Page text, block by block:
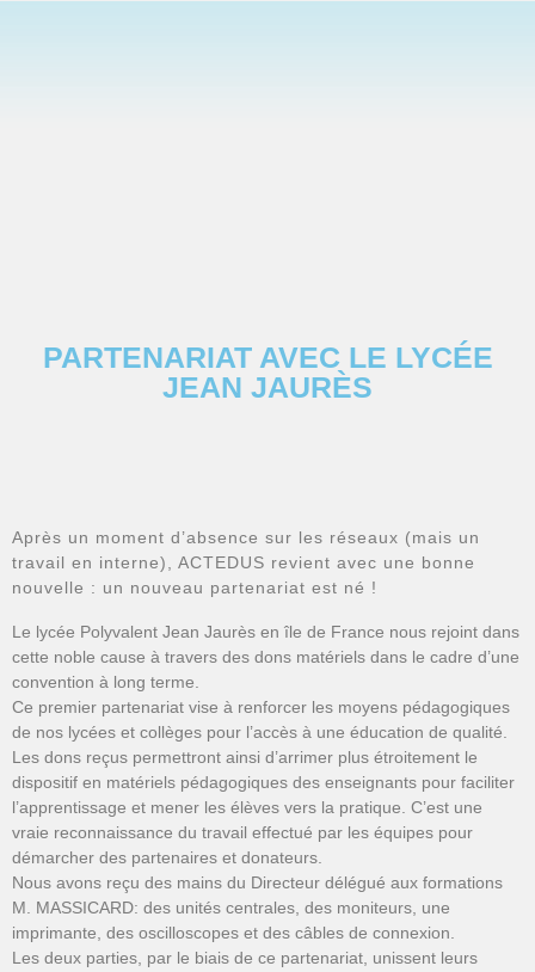
PARTENARIAT AVEC LE LYCÉE
JEAN JAURÈS
Après un moment d’absence sur les réseaux (mais un
travail en interne), ACTEDUS revient avec une bonne
nouvelle : un nouveau partenariat est né !
Le lycée Polyvalent Jean Jaurès en île de France nous rejoint dans
cette noble cause à travers des dons matériels dans le cadre d’une
convention à long terme.
Ce premier partenariat vise à renforcer les moyens pédagogiques
de nos lycées et collèges pour l’accès à une éducation de qualité.
Les dons reçus permettront ainsi d’arrimer plus étroitement le
dispositif en matériels pédagogiques des enseignants pour faciliter
l’apprentissage et mener les élèves vers la pratique. C’est une
vraie reconnaissance du travail effectué par les équipes pour
démarcher des partenaires et donateurs.
Nous avons reçu des mains du Directeur délégué aux formations
M. MASSICARD: des unités centrales, des moniteurs, une
imprimante, des oscilloscopes et des câbles de connexion.
Les deux parties, par le biais de ce partenariat, unissent leurs